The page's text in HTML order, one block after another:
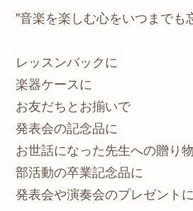
"音楽を楽しむ心をいつまでも
レッスンバックに
楽器ケースに
お友だちとお揃いで
発表会の記念品に
お世話になった先生への贈り
部活動の卒業記念品に
発表会や演奏会のプレゼント